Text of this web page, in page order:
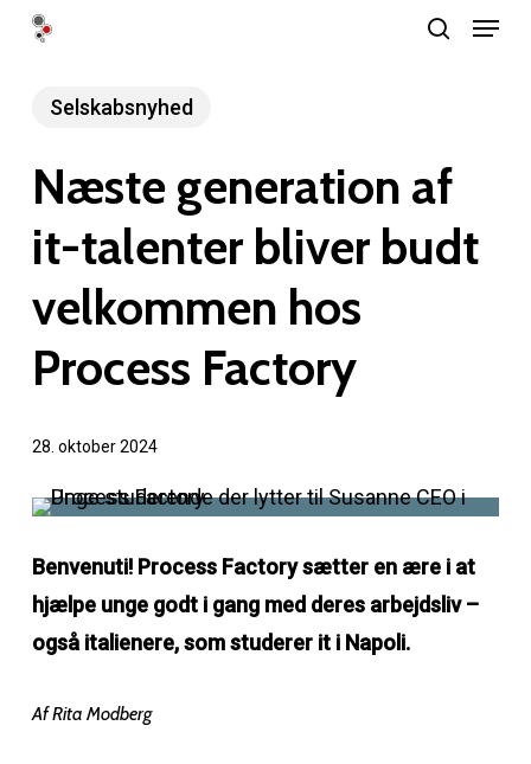
Skip
Menu
Selskabsnyhed
Næste generation af
it-talenter bliver budt
velkommen hos
Process Factory
28. oktober 2024
Benvenuti! Process Factory sætter en ære i at
hjælpe unge godt i gang med deres arbejdsliv –
også italienere, som studerer it i Napoli.
Af Rita Modberg